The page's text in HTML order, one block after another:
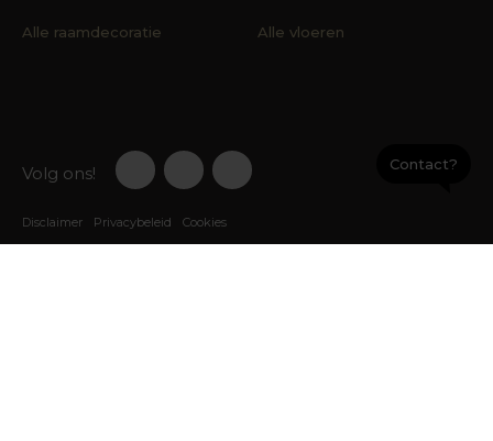
Alle raamdecoratie Alle vloeren
Volg ons!
Disclaimer Privacybeleid Cookies
Contact?